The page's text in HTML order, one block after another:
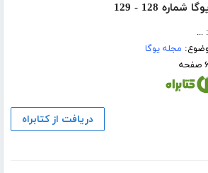
128 - 129
...
مجله یوگا
دریافت از کتابراه